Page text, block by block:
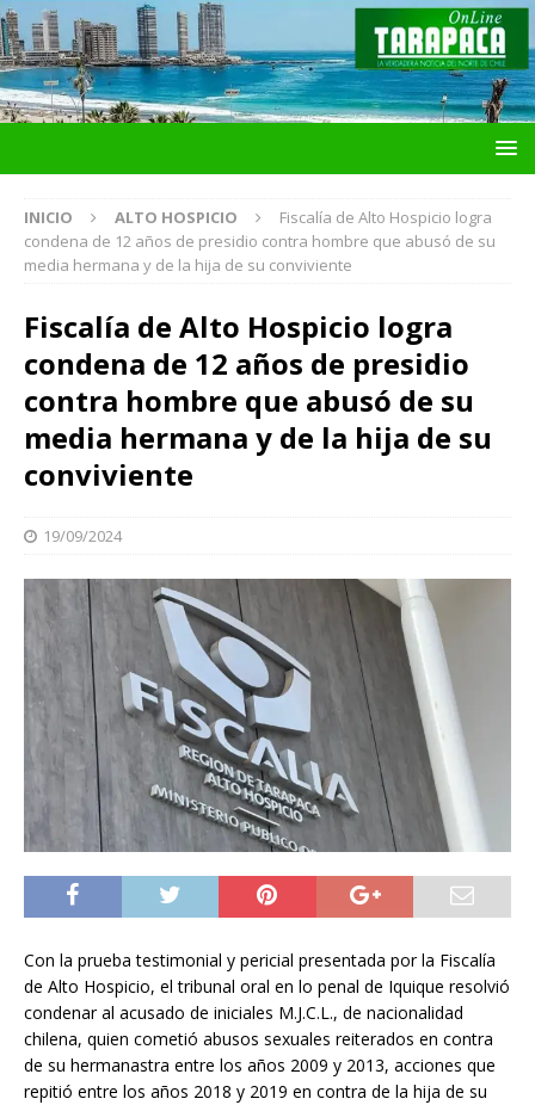
INICIO ALTO HOSPICIO
Fiscalía de Alto Hospicio logra
condena de 12 años de presidio contra hombre que abusó de su
media hermana y de la hija de su conviviente
Fiscalía de Alto Hospicio logra
condena de 12 años de presidio
contra hombre que abusó de su
media hermana y de la hija de su
conviviente
19/09/2024
Con la prueba testimonial y pericial presentada por la Fiscalía
de Alto Hospicio, el tribunal oral en lo penal de Iquique resolvió
condenar al acusado de iniciales M.J.C.L., de nacionalidad
chilena, quien cometió abusos sexuales reiterados en contra
de su hermanastra entre los años 2009 y 2013, acciones que
repitió entre los años 2018 y 2019 en contra de la hija de su